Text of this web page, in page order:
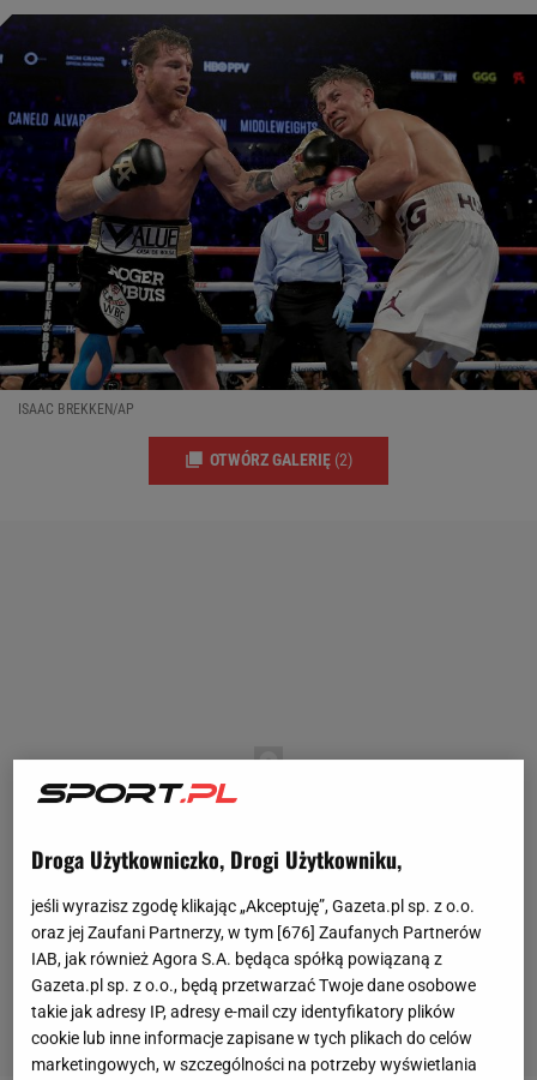
ISAAC BREKKEN/AP
OTWÓRZ GALERIĘ (2)
Droga Użytkowniczko, Drogi Użytkowniku,
jeśli wyrazisz zgodę klikając „Akceptuję”, Gazeta.pl sp. z o.o.
oraz jej Zaufani Partnerzy, w tym [676] Zaufanych Partnerów
IAB, jak również Agora S.A. będąca spółką powiązaną z
Gazeta.pl sp. z o.o., będą przetwarzać Twoje dane osobowe
takie jak adresy IP, adresy e-mail czy identyfikatory plików
cookie lub inne informacje zapisane w tych plikach do celów
marketingowych, w szczególności na potrzeby wyświetlania